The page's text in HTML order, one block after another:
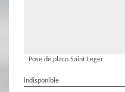
Pose de placo Saint Leger
indisponible